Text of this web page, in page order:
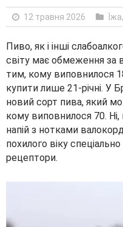
12 травня 2026 Їжа,
Пиво, як і інші
світу має обмеження за
тим, кому виповнилося
купити лише 21-річні. У
новий сорт пива, який
кому виповнилося 70.
напій з нотками
похилого віку
рецептори.